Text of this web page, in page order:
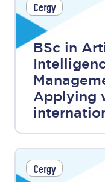
Cergy
BSc in
Applying
Cergy